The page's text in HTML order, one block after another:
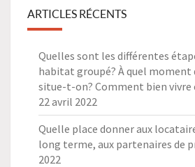
ARTICLES RÉCENTS
Quelles sont les différentes
habitat groupé? À quel moment
situe-t-on? Comment bien vivre
22 avril 2022
Quelle place donner aux
long terme, aux partenaires de
2022